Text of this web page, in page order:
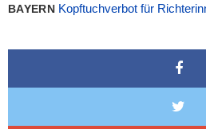
BAYERN Kopftuchverbot für